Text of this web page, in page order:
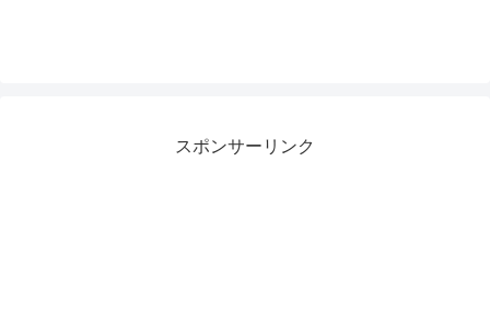
スポンサーリンク